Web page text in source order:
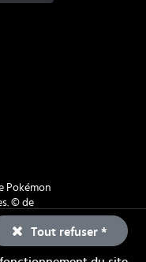
Pokémon
© de
Tout refuser *